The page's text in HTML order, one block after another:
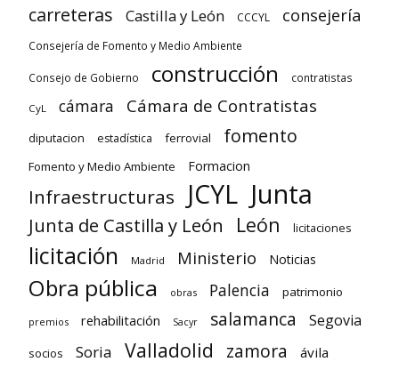
carreteras
Castilla y León CCCYL consejería
Consejería de Fomento y Medio Ambiente
Consejo de Gobierno construcción contratistas
CyL cámara Cámara de Contratistas
diputacion estadística ferrovial fomento
Fomento y Medio Ambiente Formacion
Infraestructuras JCYL Junta
Junta de Castilla y León León licitaciones
licitación Madrid Ministerio Noticias
Obra pública obras Palencia patrimonio
premios rehabilitación Sacyr salamanca Segovia
socios Soria Valladolid zamora ávila